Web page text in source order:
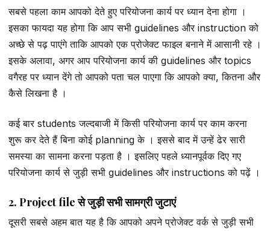
सबसे पहला काम आपको देते हुए परियोजना कार्य पर ध्यान देना होगा ।
इसका फायदा यह होगा कि आप सभी guidelines और instruction को
अच्छे से पढ़ पाएंगे ताकि आपको एक प्रोजेक्ट फाइल बनाने में आसानी रहे ।
इसके अलावा, अगर आप परियोजना कार्य की guidelines और topics
वगैरह पर ध्यान देंगे तो आपको पता चल पाएगा कि आपको क्या, कितना और
कैसे लिखना है ।
कई बार students जल्दबाजी में किसी परियोजना कार्य पर काम करना
शुरू कर देते हैं बिना कोई planning के । इससे बाद में उन्हें ढेर सारी
समस्या का सामना करना पड़ता है । इसलिए पहले ध्यानपूर्वक दिए गए
परियोजना कार्य से जुड़ी सभी guidelines और instructions को पढ़ें ।
2. Project file से जुड़ी सभी सामग्री जुटाएं
दूसरी सबसे अहम बात यह है कि आपको अपने प्रोजेक्ट वर्क से जुड़ी सभी